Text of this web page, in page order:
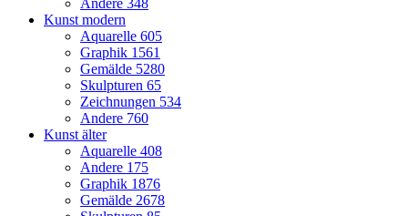
Kunst modern
Aquarelle 605
Graphik 1561
Gemälde 5280
Skulpturen 65
Zeichnungen 534
Andere 760
Kunst älter
Aquarelle 408
Andere 175
Graphik 1876
Gemälde 2678